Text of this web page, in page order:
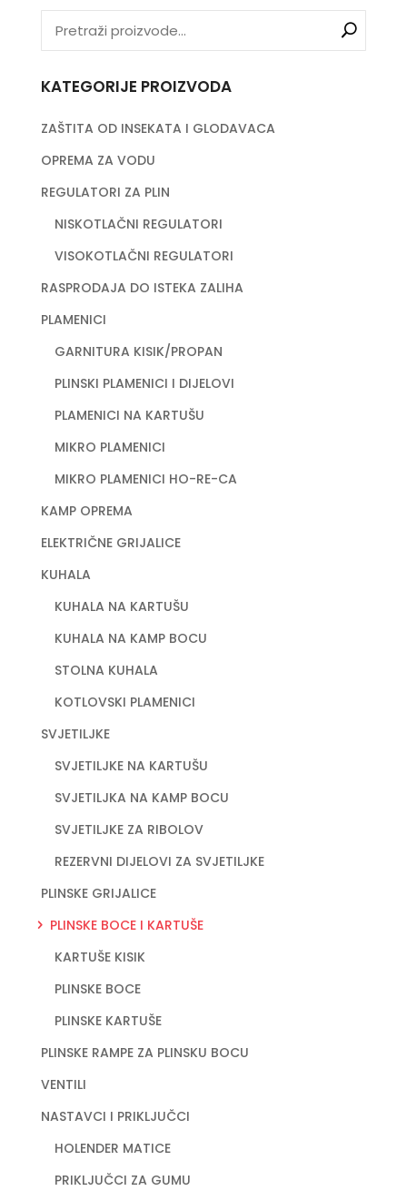
KATEGORIJE PROIZVODA
ZAŠTITA OD INSEKATA I GLODAVACA
OPREMA ZA VODU
REGULATORI ZA PLIN
NISKOTLAČNI REGULATORI
VISOKOTLAČNI REGULATORI
RASPRODAJA DO ISTEKA ZALIHA
PLAMENICI
GARNITURA KISIK/PROPAN
PLINSKI PLAMENICI I DIJELOVI
PLAMENICI NA KARTUŠU
MIKRO PLAMENICI
MIKRO PLAMENICI HO-RE-CA
KAMP OPREMA
ELEKTRIČNE GRIJALICE
KUHALA
KUHALA NA KARTUŠU
KUHALA NA KAMP BOCU
STOLNA KUHALA
KOTLOVSKI PLAMENICI
SVJETILJKE
SVJETILJKE NA KARTUŠU
SVJETILJKA NA KAMP BOCU
SVJETILJKE ZA RIBOLOV
REZERVNI DIJELOVI ZA SVJETILJKE
PLINSKE GRIJALICE
PLINSKE BOCE I KARTUŠE
KARTUŠE KISIK
PLINSKE BOCE
PLINSKE KARTUŠE
PLINSKE RAMPE ZA PLINSKU BOCU
VENTILI
NASTAVCI I PRIKLJUČCI
HOLENDER MATICE
PRIKLJUČCI ZA GUMU